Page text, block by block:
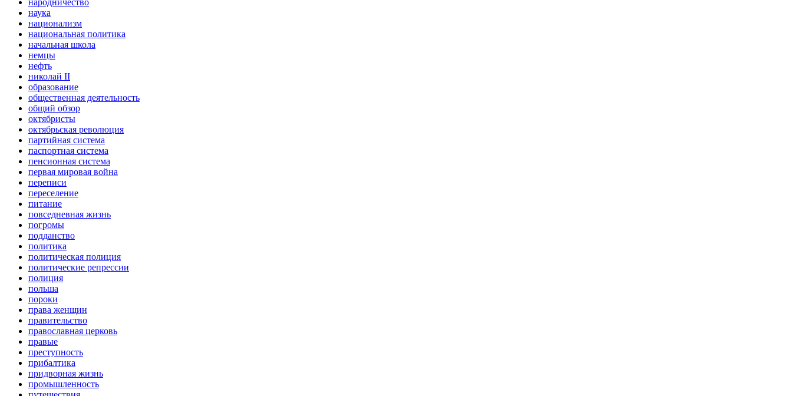
народничество
наука
национализм
национальная политика
начальная школа
немцы
нефть
николай II
образование
общественная деятельность
общий обзор
октябристы
октябрьская революция
партийная система
паспортная система
пенсионная система
первая мировая война
переписи
переселение
питание
повседневная жизнь
погромы
подданство
политика
политическая полиция
политические репрессии
полиция
польша
пороки
права женщин
правительство
православная церковь
правые
преступность
прибалтика
придворная жизнь
промышленность